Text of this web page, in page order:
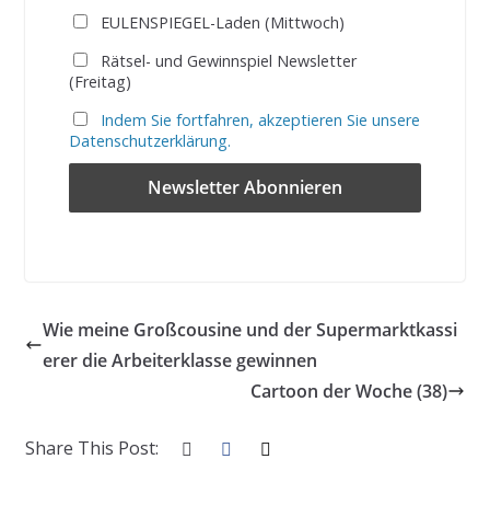
EULENSPIEGEL-Laden (Mittwoch)
Rätsel- und Gewinnspiel Newsletter
(Freitag)
Indem Sie fortfahren, akzeptieren Sie unsere
Datenschutzerklärung.
Wie meine Großcousine und der Supermarktkassi
erer die Arbeiterklasse gewinnen
Cartoon der Woche (38)
Share This Post: